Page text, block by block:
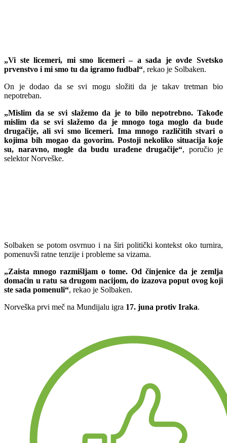
„Vi ste licemeri, mi smo licemeri – a sada je ovde Svetsko
prvenstvo i mi smo tu da igramo fudbal“, rekao je Solbaken.
On je dodao da se svi mogu složiti da je takav tretman bio
nepotreban.
„Mislim da se svi slažemo da je to bilo nepotrebno. Takođe
mislim da se svi slažemo da je mnogo toga moglo da bude
drugačije, ali svi smo licemeri. Ima mnogo različitih stvari o
kojima bih mogao da govorim. Postoji nekoliko situacija koje
su, naravno, mogle da budu urađene drugačije“, poručio je
selektor Norveške.
Solbaken se potom osvrnuo i na širi politički kontekst oko turnira,
pomenuvši ratne tenzije i probleme sa vizama.
„Zaista mnogo razmišljam o tome. Od činjenice da je zemlja
domaćin u ratu sa drugom nacijom, do izazova poput ovog koji
ste sada pomenuli“, rekao je Solbaken.
Norveška prvi meč na Mundijalu igra 17. juna protiv Iraka.